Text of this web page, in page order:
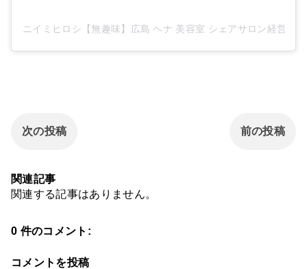
ニイミヒロシ【無趣味】広島 ヘナ 美容室 シェアサロン経営
次の投稿 前の投稿
関連記事
関連する記事はありません。
0 件のコメント:
コメントを投稿